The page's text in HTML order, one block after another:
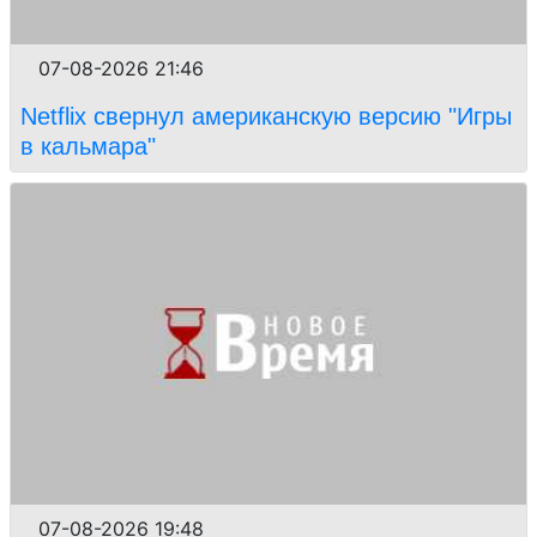
07-08-2026 21:46
Netflix свернул американскую версию "Игры
в кальмара"
07-08-2026 19:48